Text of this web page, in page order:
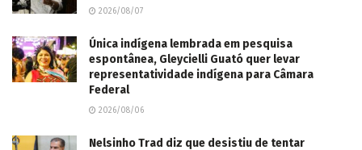
2026/08/07
Única indígena lembrada em pesquisa
espontânea, Gleycielli Guató quer levar
representatividade indígena para Câmara
Federal
2026/08/06
Nelsinho Trad diz que desistiu de tentar